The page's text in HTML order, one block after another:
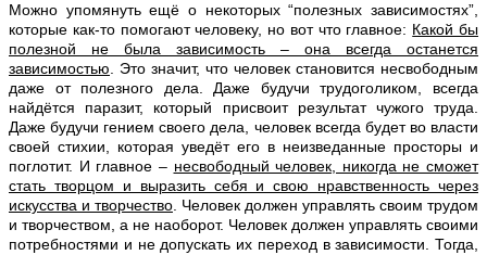
Можно упомянуть ещё о некоторых “полезных зависимостях”,
которые как-то помогают человеку, но вот что главное: Какой бы
полезной не была зависимость – она всегда останется
зависимостью. Это значит, что человек становится несвободным
даже от полезного дела. Даже будучи трудоголиком, всегда
найдётся паразит, который присвоит результат чужого труда.
Даже будучи гением своего дела, человек всегда будет во власти
своей стихии, которая уведёт его в неизведанные просторы и
поглотит. И главное – несвободный человек, никогда не сможет
стать творцом и выразить себя и свою нравственность через
искусства и творчество. Человек должен управлять своим трудом
и творчеством, а не наоборот. Человек должен управлять своими
потребностями и не допускать их переход в зависимости. Тогда,